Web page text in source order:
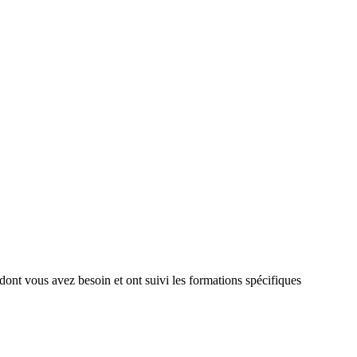
vous avez besoin et ont suivi les formations spécifiques